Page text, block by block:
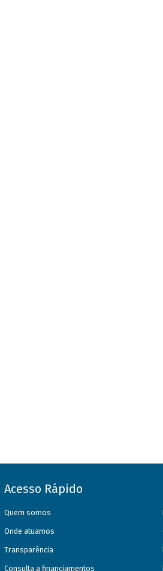
Acesso Rápido
Quem somos
Onde atuamos
Transparência
Consulta a financiamentos